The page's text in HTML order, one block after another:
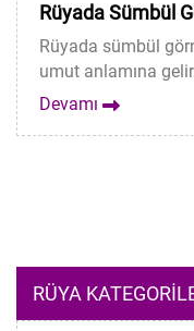
Rüyada Sümbül
Rüyada sümbül
umut anlamına
Devamı
RÜYA